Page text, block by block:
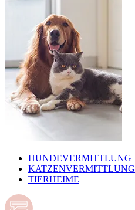
HUNDEVERMITTLUNG
KATZENVERMITTLUNG
TIERHEIME